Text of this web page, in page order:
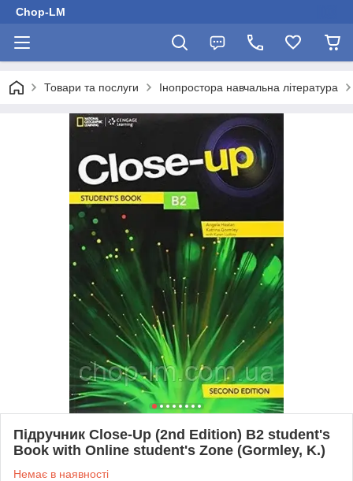
Chop-LM
Товари та послуги Інопростора навчальна література
Підручник Close-Up (2nd Edition) B2 student's
Book with Online student's Zone (Gormley, K.)
Немає в наявності